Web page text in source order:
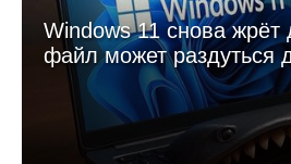
Windows 11 снова жрёт
файл может раздуться